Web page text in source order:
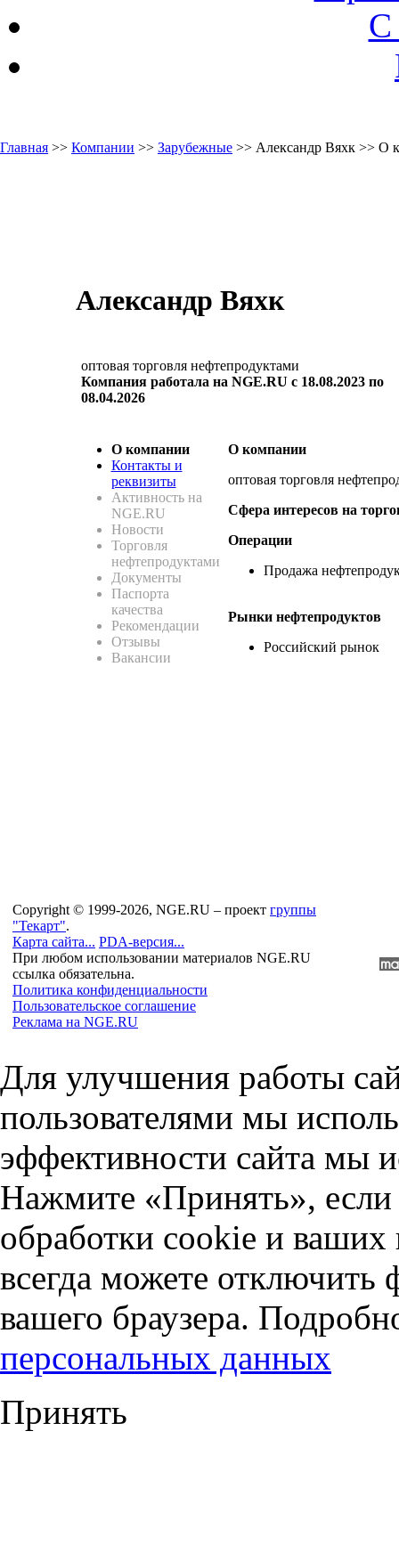
С
Главная >> Компании >> Зарубежные >> Александр Вяхк >> О
Александр Вяхк
оптовая торговля нефтепродуктами
Компания работала на NGE.RU с 18.08.2023 по
08.04.2026
О компании
Контакты и
реквизиты
Активность на
NGE.RU
Новости
Торговля
нефтепродуктами
Документы
Паспорта
качества
Рекомендации
Отзывы
Вакансии
О компании
оптовая торговля
Сфера интересов на
Операции
Продажа
Рынки нефтепродуктов
Российский рынок
Copyright © 1999-2026, NGE.RU – проект группы
"Текарт".
Карта сайта... PDA-версия...
При любом использовании материалов NGE.RU
ссылка обязательна.
Политика конфиденциальности
Пользовательское соглашение
Реклама на NGE.RU
Для улучшения работы
пользователями мы
эффективности сайта мы
Нажмите «Принять», если
обработки cookie и
всегда можете отключить
вашего браузера.
персональных данных
Принять